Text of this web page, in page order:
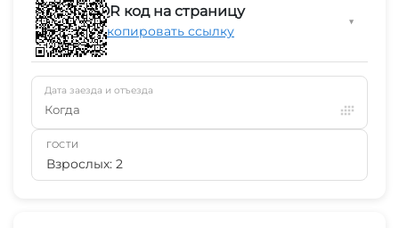
QR код на страницу
Скопировать ссылку
▼
Дата заезда и отъезда
Когда
ГОСТИ
Взрослых: 2